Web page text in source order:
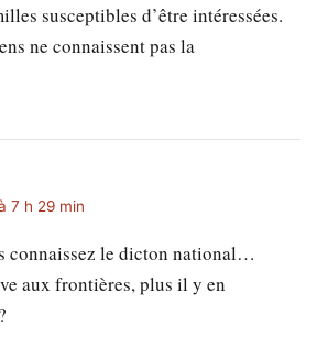
susceptibles d’être intéressées.
ne connaissent pas la
7 h 29 min
connaissez le dicton national…
aux frontières, plus il y en